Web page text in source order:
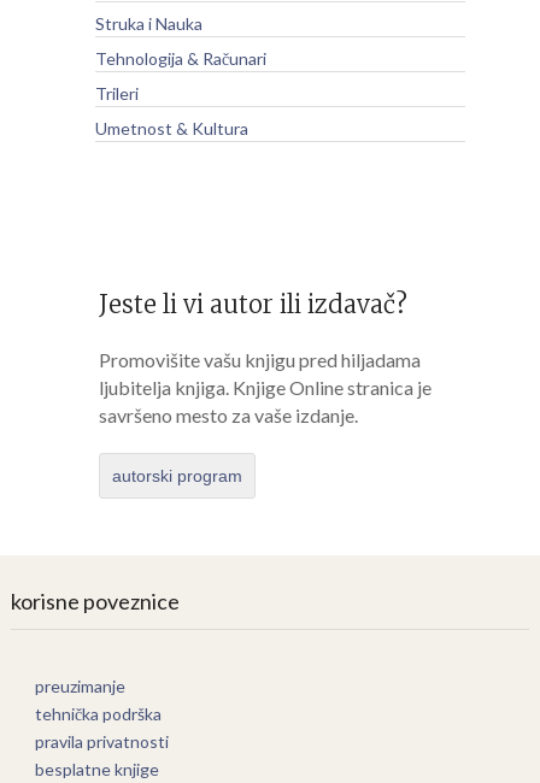
Struka i Nauka
Tehnologija & Računari
Trileri
Umetnost & Kultura
Jeste li vi autor ili izdavač?
Promovišite vašu knjigu pred hiljadama
ljubitelja knjiga. Knjige Online stranica je
savršeno mesto za vaše izdanje.
autorski program
korisne poveznice
preuzimanje
tehnička podrška
pravila privatnosti
besplatne knjige